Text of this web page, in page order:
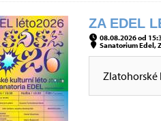
ZA EDEL
08.08.2026 od
Sanatorium Edel,
Zlatohorské